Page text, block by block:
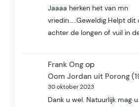
Jaaaa herken het van mn
vriedin.....Geweldig.Helpt dit
achter de longen of vuil in
Frank Ong op
Oom Jordan uit Porong
30 oktober 2023
Dank u wel. Natuurlijk mag